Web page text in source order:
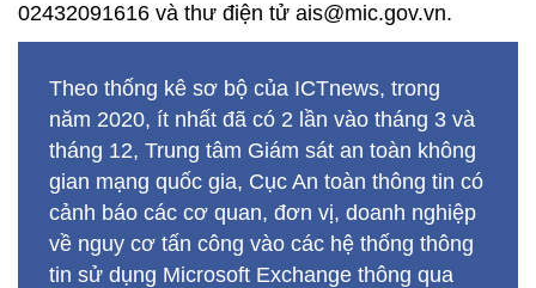
02432091616 và thư điện tử ais@mic.gov.vn.
Theo thống kê sơ bộ của ICTnews, trong
năm 2020, ít nhất đã có 2 lần vào tháng 3 và
tháng 12, Trung tâm Giám sát an toàn không
gian mạng quốc gia, Cục An toàn thông tin có
cảnh báo các cơ quan, đơn vị, doanh nghiệp
về nguy cơ tấn công vào các hệ thống thông
tin sử dụng Microsoft Exchange thông qua